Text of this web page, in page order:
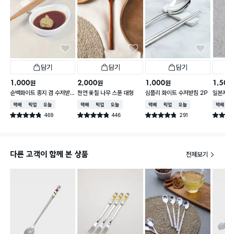
담기
1,000원
순백화이트 종지 겸 수저받
침
택배배송매장픽업오늘배송
별점 4.8점 469
건 작성
담기
2,000원
천연 옻칠 나무 스푼 대형
택배배송매장픽업오늘배송
별점 4.8점 446
건 작성
담기
1,000원
심플리 화이트 수저받침 2P
택배배송매장픽업오늘배송
별점 4.8점 291
건 작성
일본
이
택배
별점
다른 고객이 함께 본 상품 전체보기